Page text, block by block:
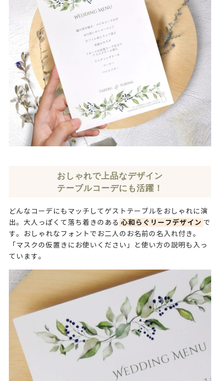
おしゃれで上品なデザイン
テーブルコーデにも活躍！
どんなコーデにもマッチしてゲストテーブルをおしゃれに演
出。大人っぽくて落ち着きのある 心和らぐリーフデザイン で
す。おしゃれなフォントでお二人のお名前の名入れ付き。
「マスクの仮置きにお使いください」と使い方の説明も入っ
ています。